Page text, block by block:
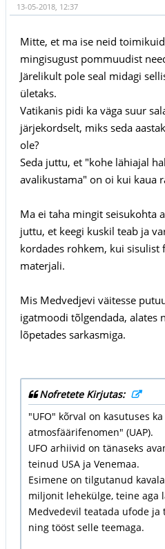
13-05-2018, 12:37
Mitte, et ma ise neid
mingisugust pommuudist
Järelikult pole seal midagi
ületaks.
Vatikanis pidi ka väga suur
järjekordselt, miks seda
ole?
Seda juttu, et "kohe lähiajal
avalikustama" on oi kui kaua
Ma ei taha mingit seisukohta
juttu, et keegi kuskil teab ja
kordades rohkem, kui sisulist
materjali.
Mis Medvedjevi väitesse
igatmoodi tõlgendada, alates
lõpetades sarkasmiga.
Nofretete Kirjutas:
"UFO" kõrval on kasutuses
atmosfäärifenomen" (UAP).
UFO arhiivid on tänaseks
teinud USA ja Venemaa.
Esimene on tilgutanud
miljonit lehekülge, teine aga
Medvedevil teatada ufode
ning tööst selle teemaga.